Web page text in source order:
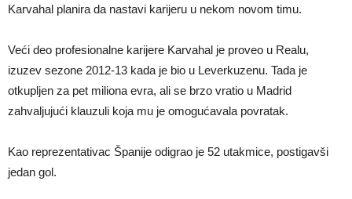
Karvahal planira da nastavi karijeru u nekom novom timu.
Veći deo profesionalne karijere Karvahal je proveo u Realu,
izuzev sezone 2012-13 kada je bio u Leverkuzenu. Tada je
otkupljen za pet miliona evra, ali se brzo vratio u Madrid
zahvaljujući klauzuli koja mu je omogućavala povratak.
Kao reprezentativac Španije odigrao je 52 utakmice, postigavši
jedan gol.